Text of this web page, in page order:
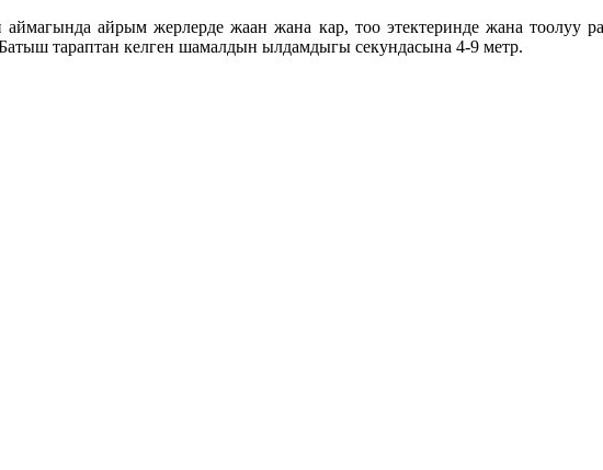
айрым жерлерде жаан жана кар, тоо этектеринде жана тоолуу
тараптан келген шамалдын ылдамдыгы секундасына 4-9 метр.